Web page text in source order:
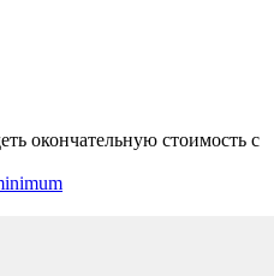
окончательную стоимость с